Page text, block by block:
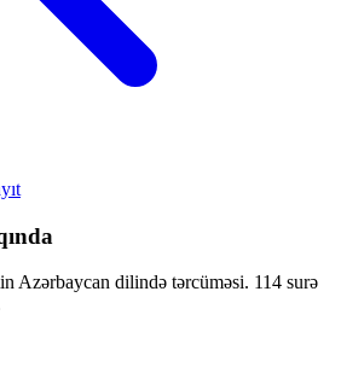
Azərbaycan dilində tərcüməsi. 114 surə